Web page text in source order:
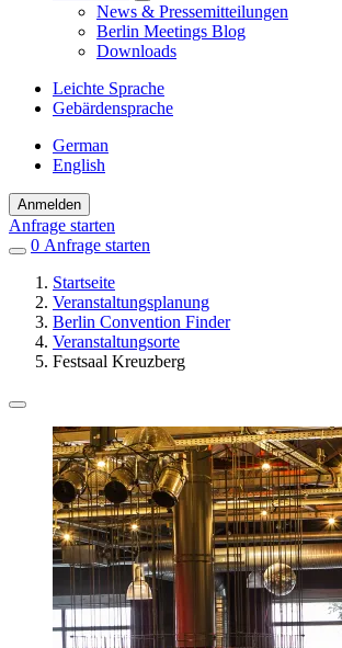
News & Pressemitteilungen
Berlin Meetings Blog
Downloads
Leichte Sprache
Gebärdensprache
German
English
Anmelden
Anfrage starten
0 Einträge
Favoriten
Anfrage starten
Startseite
Veranstaltungsplanung
Berlin Convention Finder
Veranstaltungsorte
Festsaal Kreuzberg